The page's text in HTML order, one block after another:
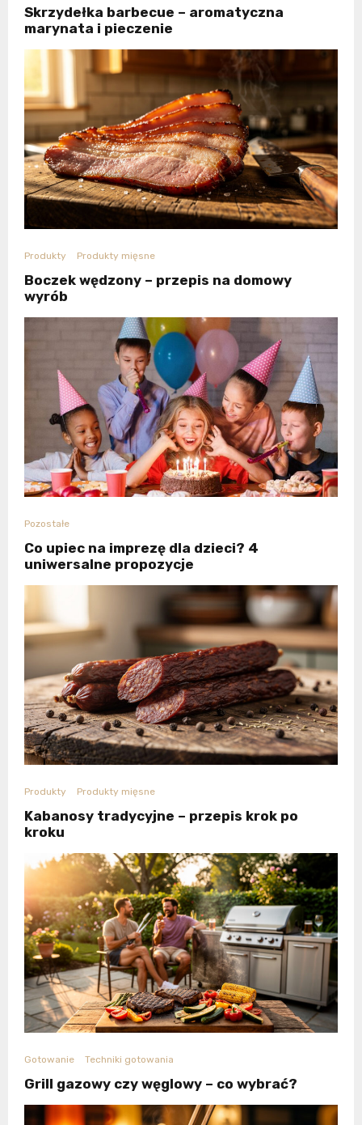
Skrzydełka barbecue – aromatyczna
marynata i pieczenie
Produkty Produkty mięsne
Boczek wędzony – przepis na domowy
wyrób
Pozostałe
Co upiec na imprezę dla dzieci? 4
uniwersalne propozycje
Produkty Produkty mięsne
Kabanosy tradycyjne – przepis krok po
kroku
Gotowanie Techniki gotowania
Grill gazowy czy węglowy – co wybrać?